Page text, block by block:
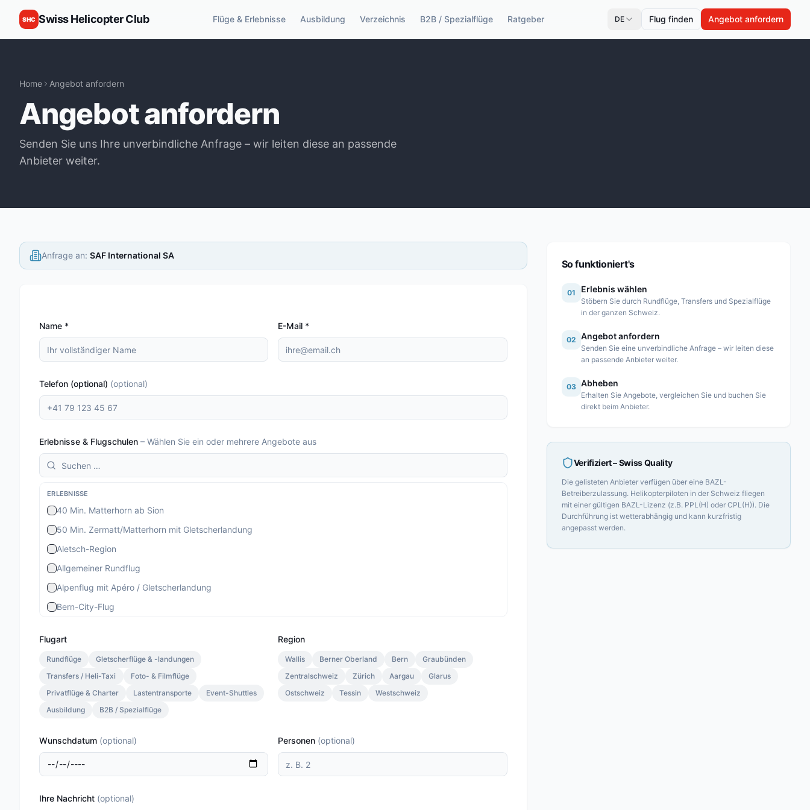
SHC Swiss Helicopter Club Flüge & Erlebnisse Ausbildung Verzeichnis B2B / Spezialflüge Ratgeber DE Flug finden Angebot anfordern
Home Angebot anfordern
Angebot anfordern
Senden Sie uns Ihre unverbindliche Anfrage – wir leiten diese an passende
Anbieter weiter.
Anfrage an: SAF International SA
Name * E-Mail *
Telefon (optional) (optional)
Erlebnisse & Flugschulen – Wählen Sie ein oder mehrere Angebote aus
ERLEBNISSE
40 Min. Matterhorn ab Sion
50 Min. Zermatt/Matterhorn mit Gletscherlandung
Aletsch-Region
Allgemeiner Rundflug
Alpenflug mit Apéro / Gletscherlandung
Bern-City-Flug
Berner-Altstadt-Flug
Bernina-Gletscherflug
Gourmet Standard
Lauterbrunnen 13 Min.
Lauterbrunnen Jungfraujoch 20 Min.
Flugart
Rundflüge
Gletscherflüge & -landungen
Transfers / Heli-Taxi
Foto- & Filmflüge
Privatflüge & Charter
Lastentransporte
Event-Shuttles
Ausbildung
B2B / Spezialflüge
Region
Wallis Berner Oberland Bern
Graubünden
Zentralschweiz
Zürich Aargau
Glarus
Ostschweiz
Tessin Westschweiz
Wunschdatum (optional) Personen (optional)
Ihre Nachricht (optional)
So funktioniert's
01 Erlebnis wählen
Stöbern Sie durch Rundflüge, Transfers und Spezialflüge
in der ganzen Schweiz.
02 Angebot anfordern
Senden Sie eine unverbindliche Anfrage – wir leiten diese
an passende Anbieter weiter.
03 Abheben
Erhalten Sie Angebote, vergleichen Sie und buchen Sie
direkt beim Anbieter.
Verifiziert– Swiss Quality
Die gelisteten Anbieter verfügen über eine BAZL-
Betreiberzulassung. Helikopterpiloten in der Schweiz fliegen
mit einer gültigen BAZL-Lizenz (z.B. PPL(H) oder CPL(H)). Die
Durchführung ist wetterabhängig und kann kurzfristig
angepasst werden.